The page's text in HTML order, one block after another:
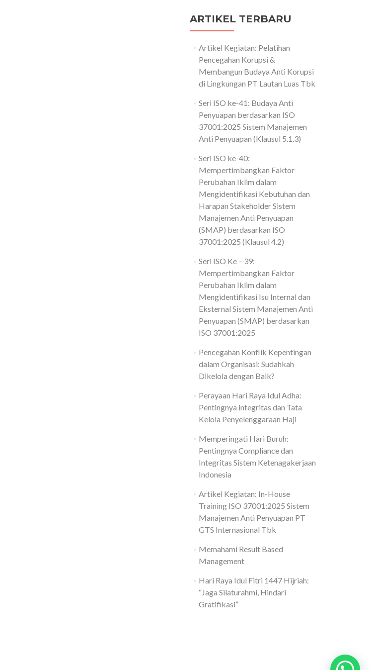
ARTIKEL TERBARU
Artikel Kegiatan: Pelatihan
Pencegahan Korupsi &
Membangun Budaya Anti Korupsi
di Lingkungan PT Lautan Luas Tbk
Seri ISO ke-41: Budaya Anti
Penyuapan berdasarkan ISO
37001:2025 Sistem Manajemen
Anti Penyuapan (Klausul 5.1.3)
Seri ISO ke-40:
Mempertimbangkan Faktor
Perubahan Iklim dalam
Mengidentifikasi Kebutuhan dan
Harapan Stakeholder Sistem
Manajemen Anti Penyuapan
(SMAP) berdasarkan ISO
37001:2025 (Klausul 4.2)
Seri ISO Ke – 39:
Mempertimbangkan Faktor
Perubahan Iklim dalam
Mengidentifikasi Isu Internal dan
Eksternal Sistem Manajemen Anti
Penyuapan (SMAP) berdasarkan
ISO 37001:2025
Pencegahan Konflik Kepentingan
dalam Organisasi: Sudahkah
Dikelola dengan Baik?
Perayaan Hari Raya Idul Adha:
Pentingnya integritas dan Tata
Kelola Penyelenggaraan Haji
Memperingati Hari Buruh:
Pentingnya Compliance dan
Integritas Sistem Ketenagakerjaan
Indonesia
Artikel Kegiatan: In-House
Training ISO 37001:2025 Sistem
Manajemen Anti Penyuapan PT
GTS Internasional Tbk
Memahami Result Based
Management
Hari Raya Idul Fitri 1447 Hijriah:
“Jaga Silaturahmi, Hindari
Gratifikasi”